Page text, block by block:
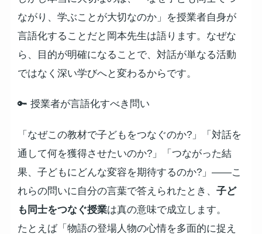
ながり、学ぶことが大切なのか」を授業者自身が
言語化することだと岡本先生は語ります。なぜな
ら、目的が明確になることで、対話が単なる活動
ではなく深い学びへと変わるからです。
🔑 授業者が言語化すべき問い
「なぜこの教材で子どもをつなぐのか?」「対話を
通して何を獲得させたいのか?」「つながった結
果、子どもにどんな変容を期待するのか?」——こ
れらの問いに自分の言葉で答えられたとき、 子ど
も同士をつなぐ授業は真の意味で成立します。
たとえば「物語の登場人物の心情を多面的に捉え